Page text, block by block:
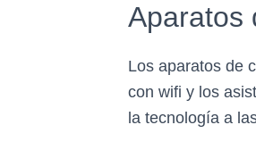
Aparatos
Los aparatos de
con wifi y los
la tecnología a